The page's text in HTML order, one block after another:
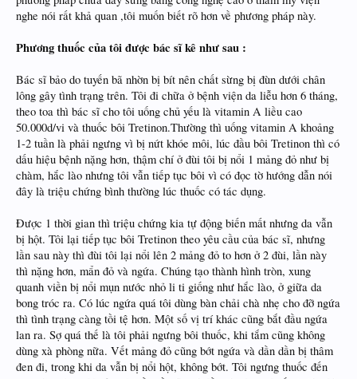
nghe nói rất khả quan ,tôi muốn biết rõ hơn về phương pháp này.
Phương thuốc của tôi được bác sĩ kê như sau :
Bác sĩ bảo do tuyến bã nhờn bị bít nên chất sừng bị đùn dưới chân
lông gây tình trạng trên. Tôi đi chữa ở bệnh viện da liễu hơn 6 tháng,
theo toa thì bác sĩ cho tôi uống chủ yếu là vitamin A liều cao
50.000d/vi và thuốc bôi Tretinon.Thường thì uống vitamin A khoảng
1-2 tuần là phải ngưng vì bị nứt khóe môi, lúc đầu bôi Tretinon thì có
dấu hiệu bệnh nặng hơn, thậm chí ở đùi tôi bị nổi 1 mảng đỏ như bị
chàm, hắc lào nhưng tôi vẫn tiếp tục bôi vì có đọc tờ hướng dẫn nói
đây là triệu chứng bình thường lúc thuốc có tác dụng.
Được 1 thời gian thì triệu chứng kia tự động biến mất nhưng da vẫn
bị hột. Tôi lại tiếp tục bôi Tretinon theo yêu cầu của bác sĩ, nhưng
lần sau này thì đùi tôi lại nổi lên 2 mảng đỏ to hơn ở 2 đùi, lần này
thì nặng hơn, mẩn đỏ và ngứa. Chúng tạo thành hình tròn, xung
quanh viền bị nổi mụn nước nhỏ li ti giống như hắc lào, ở giữa da
bong tróc ra. Có lúc ngứa quá tôi dùng bàn chải chà nhẹ cho đỡ ngứa
thì tình trạng càng tồi tệ hơn. Một số vị trí khác cũng bắt đầu ngứa
lan ra. Sợ quá thế là tôi phải ngưng bôi thuốc, khi tắm cũng không
dùng xà phòng nữa. Vết mảng đỏ cũng bớt ngứa và dần dần bị thâm
đen đi, trong khi da vẫn bị nổi hột, không bớt. Tôi ngưng thuốc đến